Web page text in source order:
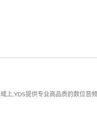
,YDS提供专业高品质的数位音